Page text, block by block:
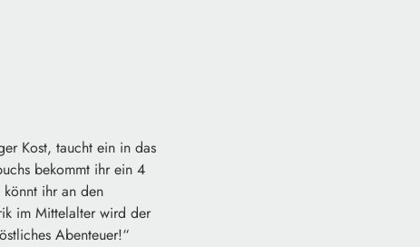
Kost, taucht ein in das
bekommt ihr ein 4
ihr an den
im Mittelalter wird der
Abenteuer!“